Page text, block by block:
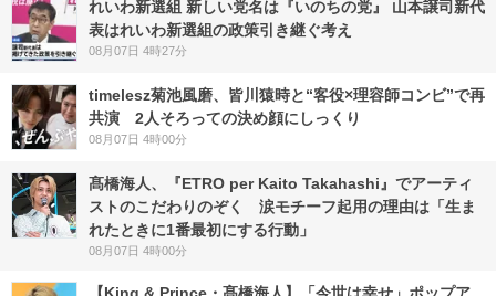
れいわ新選組 新しい党名は『いのちの党』 山本譲司新代
表はれいわ新選組の政策引き継ぐ考え
08月07日 4時27分
timelesz菊池風磨、皆川猿時と“客役×理容師コンビ”で再
共演 2人そろっての決め顔にしっくり
08月07日 4時00分
髙橋海人、『ETRO per Kaito Takahashi』でアーティ
ストのこだわりのぞく 涙モチーフ起用の理由は「生ま
れたときに1番最初にする行動」
08月07日 4時00分